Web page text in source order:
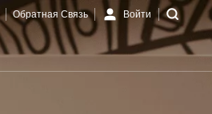
Обратная Связь Войти